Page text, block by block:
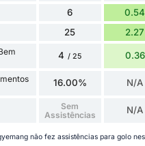
6 0.54
25 2.27
4 / 25 0.36
16.00% N/A
Sem
Assistências
N/A
não fez assistências para golo